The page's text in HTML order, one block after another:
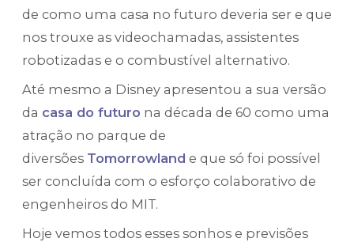
de como uma casa no futuro deveria ser e que
nos trouxe as videochamadas, assistentes
robotizadas e o combustível alternativo.
Até mesmo a Disney apresentou a sua versão
da casa do futuro na década de 60 como uma
atração no parque de
diversões Tomorrowland e que só foi possível
ser concluída com o esforço colaborativo de
engenheiros do MIT.
Hoje vemos todos esses sonhos e previsões